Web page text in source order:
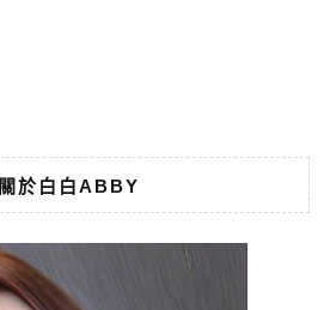
關於白白ABBY